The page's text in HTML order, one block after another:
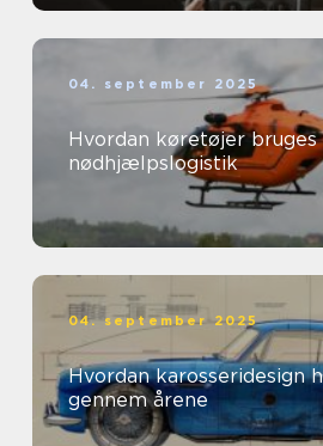
04. september 2025
Hvordan køretøjer
nødhjælpslogistik
04. september 2025
Hvordan karosseridesign
gennem årene